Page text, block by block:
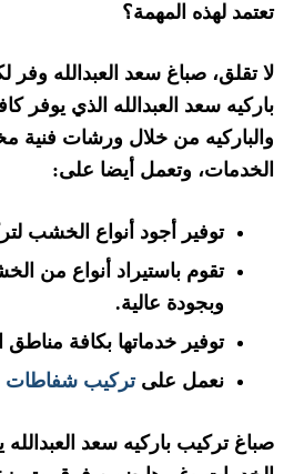
تعتمد لهذه المهمة؟
لا تقلق، صباغ سعد العبدالله
باركيه سعد العبدالله الذي يوفر
والباركيه من خلال ورشات فنية
الخدمات، وتعمل أيضا على:
توفير أجود أنواع الخشب
تقوم باستيراد أنواع من
وبجودة عالية.
توفير خدماتها بكافة
نعمل علىتركيب شفاطات
صباغ تركيب باركيه سعد العبدالله